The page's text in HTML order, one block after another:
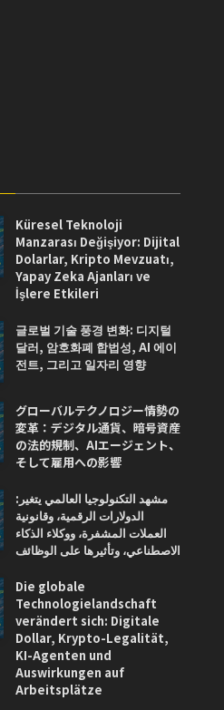
Küresel Teknoloji
Manzarası Değişiyor: Dijital
Dolarlar, Kripto Mevzuatı,
Yapay Zeka Ajanları ve
İşlere Etkileri
글로벌 기술 풍경 변화: 디지털
달러, 암호화폐 합법성, AI 에이
전트, 그리고 일자리 영향
グローバルテクノロジー情勢の
変革：デジタル通貨、暗号資産
の法的規制、AIエージェント、
そして雇用への影響
مشهد التكنولوجيا العالمي يتغير:
الدولارات الرقمية، وقانونية
العملات المشفرة، ووكلاء الذكاء
الاصطناعي، وتأثيرها على الوظائف
Die globale
Technologielandschaft
verändert sich: Digitale
Dollar, Krypto-Legalität,
KI-Agenten und
Auswirkungen auf
Arbeitsplätze